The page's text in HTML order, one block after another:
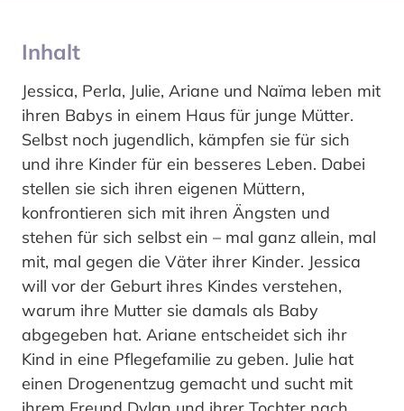
Inhalt
Jessica, Perla, Julie, Ariane und Naïma leben mit
ihren Babys in einem Haus für junge Mütter.
Selbst noch jugendlich, kämpfen sie für sich
und ihre Kinder für ein besseres Leben. Dabei
stellen sie sich ihren eigenen Müttern,
konfrontieren sich mit ihren Ängsten und
stehen für sich selbst ein – mal ganz allein, mal
mit, mal gegen die Väter ihrer Kinder. Jessica
will vor der Geburt ihres Kindes verstehen,
warum ihre Mutter sie damals als Baby
abgegeben hat. Ariane entscheidet sich ihr
Kind in eine Pflegefamilie zu geben. Julie hat
einen Drogenentzug gemacht und sucht mit